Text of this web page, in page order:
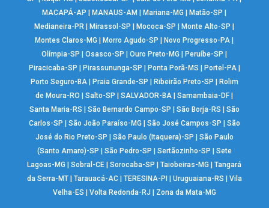
MACAPÁ-AP |MANAUS-AM |Mariana-MG |Matão-SP |
Medianeira-PR |Mirassol-SP |Mococa-SP |Monte Alto-SP |
Montes Claros-MG |Morro Agudo-SP |Novo Progresso-PA |
Olímpia-SP |Osasco-SP |Ouro Preto-MG |Peruíbe-SP |
Piracicaba-SP | Pirassununga-SP | Ponta Porã-MS | Portel-PA|
Porto Seguro-BA| Praia Grande-SP | Ribeirão Preto-SP | Rolim
de Moura-RO |Salto-SP |SALVADOR-BA |Samambaia-DF |
Santa Maria-RS | São Bernardo Campo-SP | São Borja-RS | São
Carlos-SP | São João Paraíso-MG | São José Campos-SP | São
José do Rio Preto-SP | São Paulo (Itaquera)-SP | São Paulo
(Santo Amaro)-SP | São Pedro-SP | Sertãozinho-SP | Sete
Lagoas-MG |Sobral-CE |Sorocaba-SP |Taiobeiras-MG |Tangará
da Serra-MT| Tarauacá-AC| TERESINA-PI | Uruguaiana-RS | Vila
Velha-ES | Volta Redonda-RJ | Zona da Mata-MG